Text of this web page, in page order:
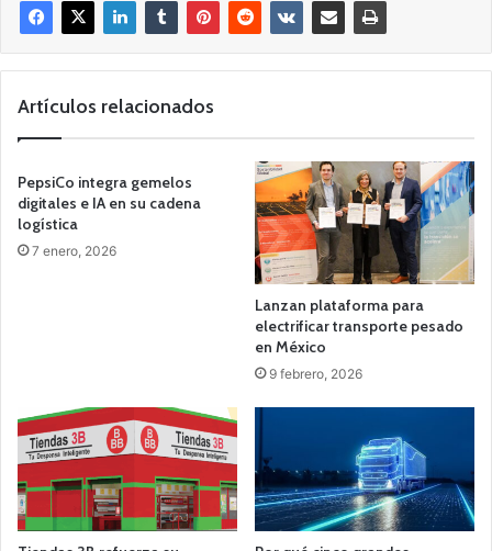
Artículos relacionados
PepsiCo integra gemelos
digitales e IA en su cadena
logística
7 enero, 2026
Lanzan plataforma para
electrificar transporte pesado
en México
9 febrero, 2026